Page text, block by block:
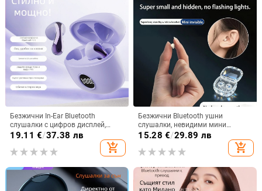
Безжични In-Ear Bluetooth
слушалки с цифров дисплей,
ниска латентност за гейминг, 4–8
19.11 €/37.38 лв
add_shopping_cart
Безжични Bluetooth ушни
слушалки, невидими мини
размери, ултра компактни, дълъг
живот на батерията, в ушите,
режим за сън, многоточково
обемен звук, водоустойчиви
15.28 €/29.89 лв
add_shopping_cart